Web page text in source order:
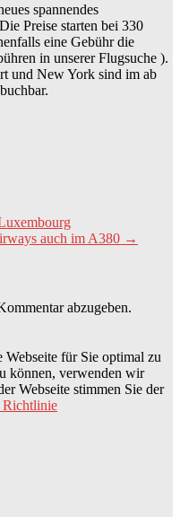
spannendes
Preise starten bei 330
eine Gebühr die
in unserer Flugsuche ).
und New York sind im ab
auch im A380 →
abzugeben.
für Sie optimal zu
können, verwenden wir
Webseite stimmen Sie der